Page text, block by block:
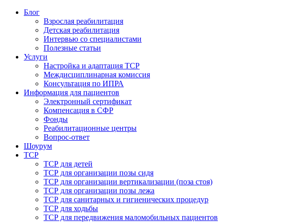
Блог
Взрослая реабилитация
Детская реабилитация
Интервью со специалистами
Полезные статьи
Услуги
Настройка и адаптация ТСР
Междисциплинарная комиссия
Консультация по ИПРА
Информация для пациентов
Электронный сертификат
Компенсация в СФР
Фонды
Реабилитационные центры
Вопрос-ответ
Шоурум
ТСР
ТСР для детей
ТСР для организации позы сидя
ТСР для организации вертикализации (поза стоя)
ТСР для организации позы лежа
ТСР для санитарных и гигиенических процедур
ТСР для ходьбы
ТСР для передвижения маломобильных пациентов